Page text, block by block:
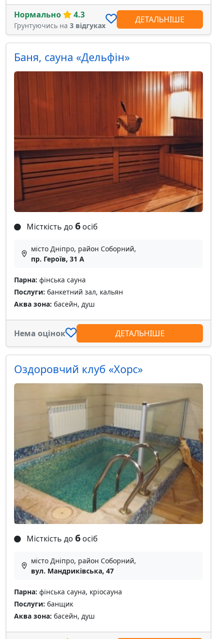
Нормально 4.3
Грунтуючись на 3 відгуках
ДЕТАЛЬНІШЕ
Баня, сауна «Дельфiн»
Місткість до 6 осіб
місто Дніпро, район Соборний,
пр. Героїв, 31 А
Парна: фінська сауна
Послуги: банкетний зал, кальян
Аква зона: басейн, душ
Нема оцінок ДЕТАЛЬНІШЕ
Оздоровчий клуб «Хорс»
Місткість до 6 осіб
місто Дніпро, район Соборний,
вул. Мандриківська, 47
Парна: фінська сауна, кріосауна
Послуги: банщик
Аква зона: басейн, душ